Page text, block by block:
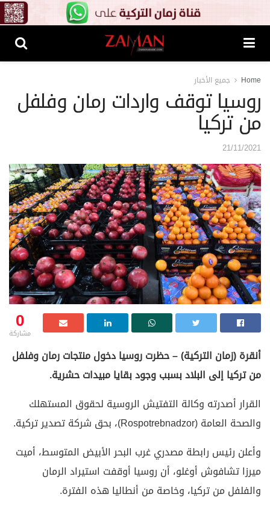
Home جميع الأخبار
روسيا توقف واردات رمان وفلفل
من تركيا
21/11/2021
0
مشاركة
أنقرة (زمان التركية) – حظرت روسيا دخول منتجات رمان وفلفل
من تركيا إلى البلاد بسبب وجود بقايا مبيدات حشرية.
القرار أصدرته وكالة التفتيش الروسية لحقوق المستهلك
والصحة العامة (Rospotrebnadzor)، بحق شركة تصدير تركية.
وأعلن رئيس رابطة مصدري غرب البحر الأبيض المتوسط، أميت
ميرزا ​​تشافوش أوغلو، أن روسيا أوقفت استيراد الرمان
والفلفل من تركيا، وخاصة من أنطاليا هذه الفترة.